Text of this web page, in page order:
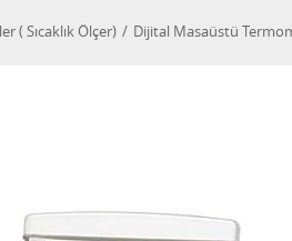
( Sıcaklık Ölçer) Dijital Masaüstü